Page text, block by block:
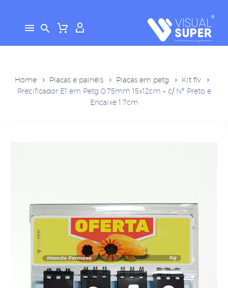
Home Placas e painéis Placas em petg
Kit flv
Precificador E1 em Petg 0,75mm 15x12cm – c/ Nº Preto e
Encaixe 1,7cm